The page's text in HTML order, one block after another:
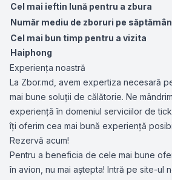
Cel mai ieftin lună pentru a zbura
Număr mediu de zboruri pe
Cel mai bun timp pentru a vizita
Haiphong
Experiența noastră
La Zbor.md, avem expertiza necesară
mai bune soluții de călătorie. Ne
experiență în domeniul serviciilor de
îți oferim cea mai bună experiență
Rezervă acum!
Pentru a beneficia de cele mai bune
în avion, nu mai aștepta! Intră pe site-ul